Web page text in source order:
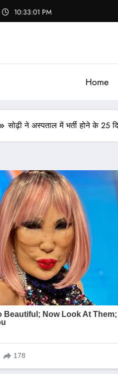
10:33:03 PM
Home
सोढ़ी ने अस्पताल में भर्ती होने के 25